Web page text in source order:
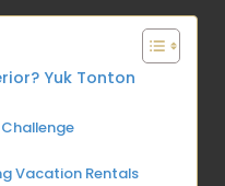
Yuk Tonton
Vacation Rentals